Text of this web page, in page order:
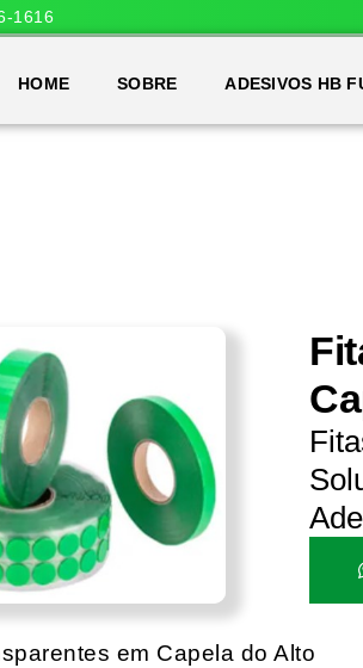
1616
HOME SOBRE ADESIVOS HB
em Capela do Alto